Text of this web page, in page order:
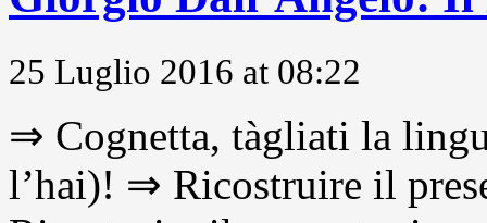
25 Luglio 2016 at 08:22
⇒ Cognetta, tàgliati la
l’hai)! ⇒ Ricostruire il